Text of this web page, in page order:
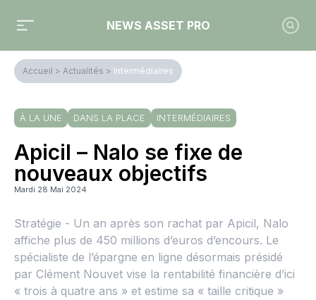
NEWS ASSET PRO
Accueil > Actualités > Intermédiaires
À LA UNE DANS LA PLACE INTERMÉDIAIRES
Apicil – Nalo se fixe de
nouveaux objectifs
Mardi 28 Mai 2024
Stratégie - Un an après son rachat par Apicil, Nalo
affiche plus de 450 millions d’euros d’encours. Le
spécialiste de l’épargne en ligne désormais présidé
par Clément Nouvet vise la rentabilité financière d’ici
« trois à quatre ans » et estime sa « taille critique »